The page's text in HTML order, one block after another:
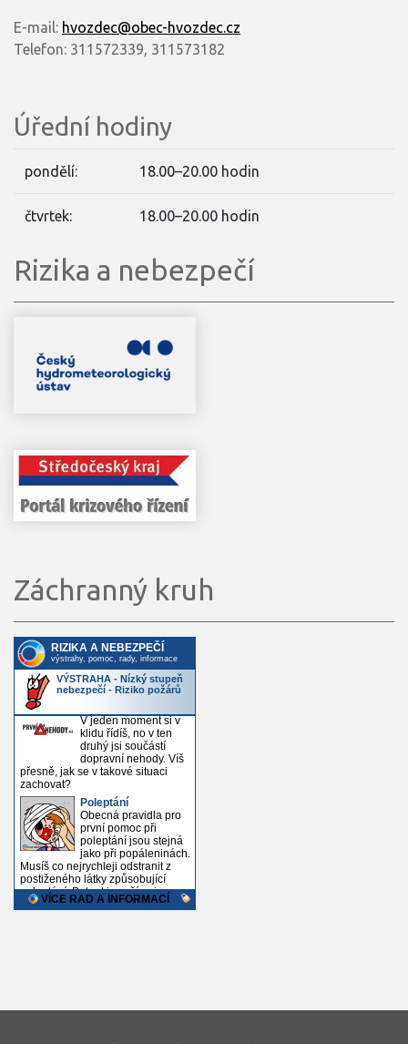
E-mail: hvozdec@obec-hvozdec.cz
Telefon: 311572339, 311573182
Úřední hodiny
pondělí: 18.00–20.00 hodin
čtvrtek: 18.00–20.00 hodin
Rizika a nebezpečí
Záchranný kruh